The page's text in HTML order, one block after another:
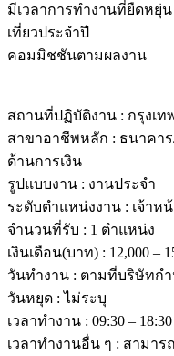
มีเวลาการทำงานที่ยืดหยุ่น
เที่ยวประจำปี
คอมมิชชันตามผลงาน
สถานที่ปฏิบัติงาน : กรุงเ
สาขาอาชีพหลัก : ธนาคาร
ด้านการเงิน
รูปแบบงาน : งานประจำ
ระดับตำแหน่งงาน : เจ้าห
จำนวนที่รับ : 1 ตำแหน่ง
เงินเดือน(บาท) : 12,000 –
วันทำงาน : ตามที่บริษัทก
วันหยุด : ไม่ระบุ
เวลาทำงาน : 09:30 – 18:30
เวลาทำงานอื่น ๆ : สามา